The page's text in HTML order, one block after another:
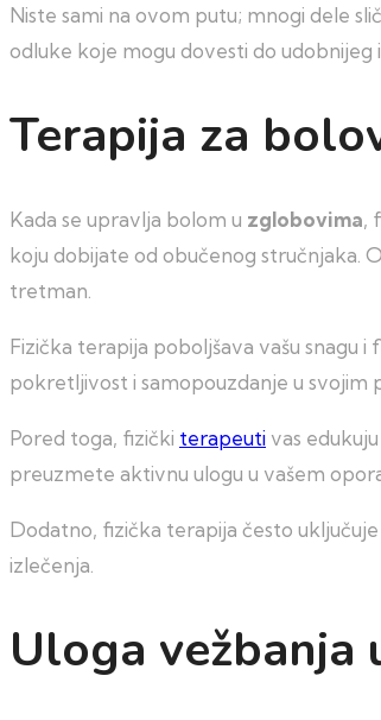
Niste sami na ovom putu; mnogi dele
odluke koje mogu dovesti do udobnijeg
Terapija za
Kada se upravlja bolom u zglobovima,
koju dobijate od obučenog stručnjaka.
tretman.
Fizička terapija poboljšava vašu snagu
pokretljivost i samopouzdanje u svojim
Pored toga, fizički terapeuti vas
preuzmete aktivnu ulogu u vašem
Dodatno, fizička terapija često
izlečenja.
Uloga vežbanja